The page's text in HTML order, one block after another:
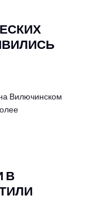
Вилючинском
В